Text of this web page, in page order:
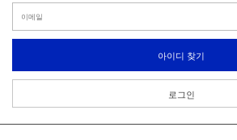
아이디 찾기
로그인